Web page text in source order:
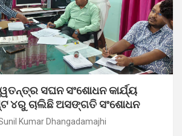
ସଘନ ସଂଶୋଧନ କାର୍ଯ୍ୟ
୪ରୁ ଚାଲିଛି ଅସଙ୍ଗତି ସଂଶୋଧନ
Kumar Dhangadamajhi